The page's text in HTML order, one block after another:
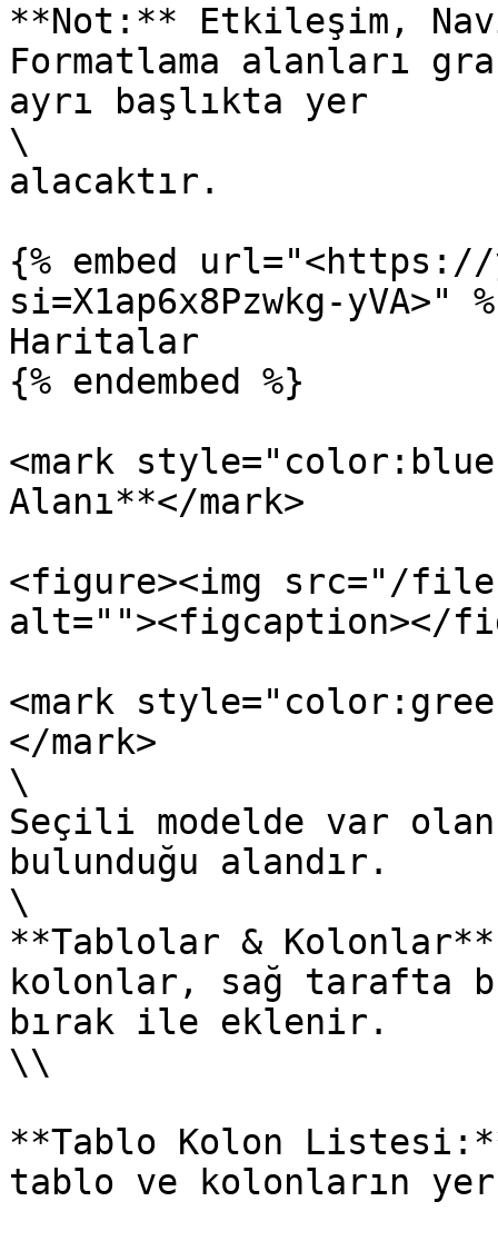
**Not:** Etkileşim,
Formatlama alanları
ayrı başlıkta yer
\
alacaktır.
{% embed url="<https://
si=X1ap6x8Pzwkg-yVA>"
Haritalar
{% endembed %}
<mark
Alanı**</mark>
<figure><img src="/files/
alt=""><figcaption></
<mark
</mark>
\
Seçili modelde var
bulunduğu alandır.
\
**Tablolar & Kolonlar**
kolonlar, sağ tarafta
bırak ile eklenir.
\\
**Tablo Kolon
tablo ve kolonların yer